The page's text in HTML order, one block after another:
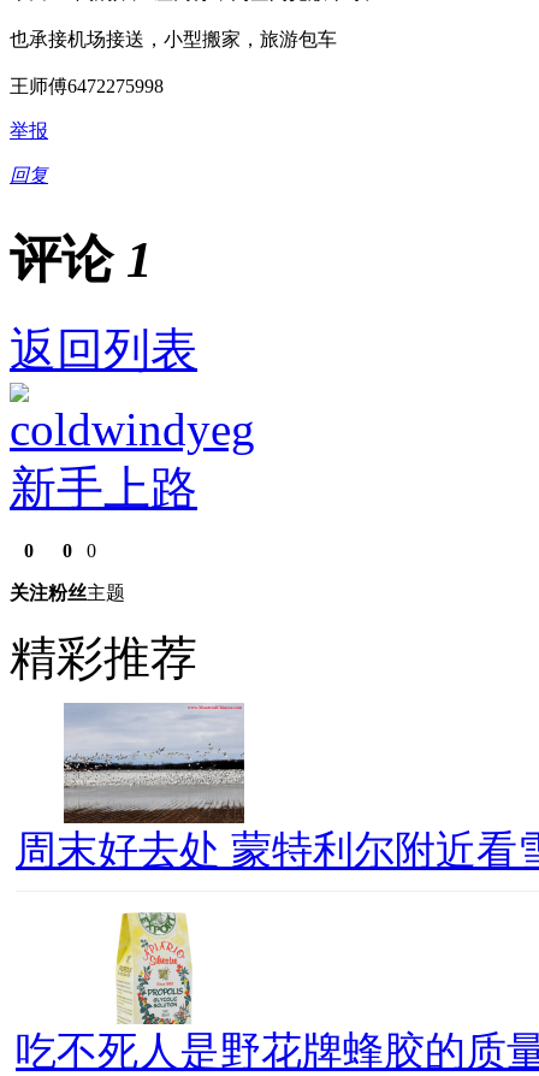
也承接机场接送，小型搬家，旅游包车
王师傅6472275998
举报
回复
评论 1
返回列表
coldwindyeg
新手上路
0
关注
0
粉丝
0
主题
精彩推荐
周末好去处 蒙特利尔附近看
吃不死人是野花牌蜂胶的质